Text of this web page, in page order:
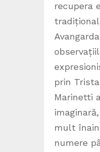
recupera
prin
Marinetti
mult
numere